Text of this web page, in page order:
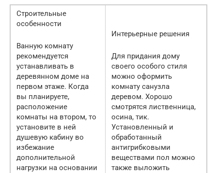
Строительные
особенности
Ванную комнату
рекомендуется
устанавливать в
деревянном доме на
первом этаже. Когда
вы планируете,
расположение
комнаты на втором, то
установите в ней
душевую кабину во
избежание
дополнительной
нагрузки на основании
Интерьерные решения
Для придания дому
своего особого стиля
можно оформить
комнату санузла
деревом. Хорошо
смотрятся лиственница,
осина, тик.
Установленный и
обработанный
антигрибковыми
веществами пол можно
также выложить